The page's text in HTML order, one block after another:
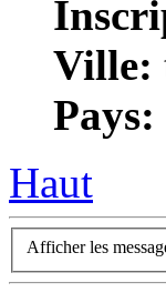
Ville:
Pays:
Haut
Afficher les